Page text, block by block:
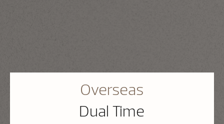
Overseas
Dual Time